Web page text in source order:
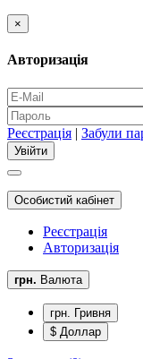
×
Авторизація
Реєстрація | Забули
Особистий кабінет
Реєстрація
Авторизація
грн. Валюта
грн. Гривня
$ Доллар